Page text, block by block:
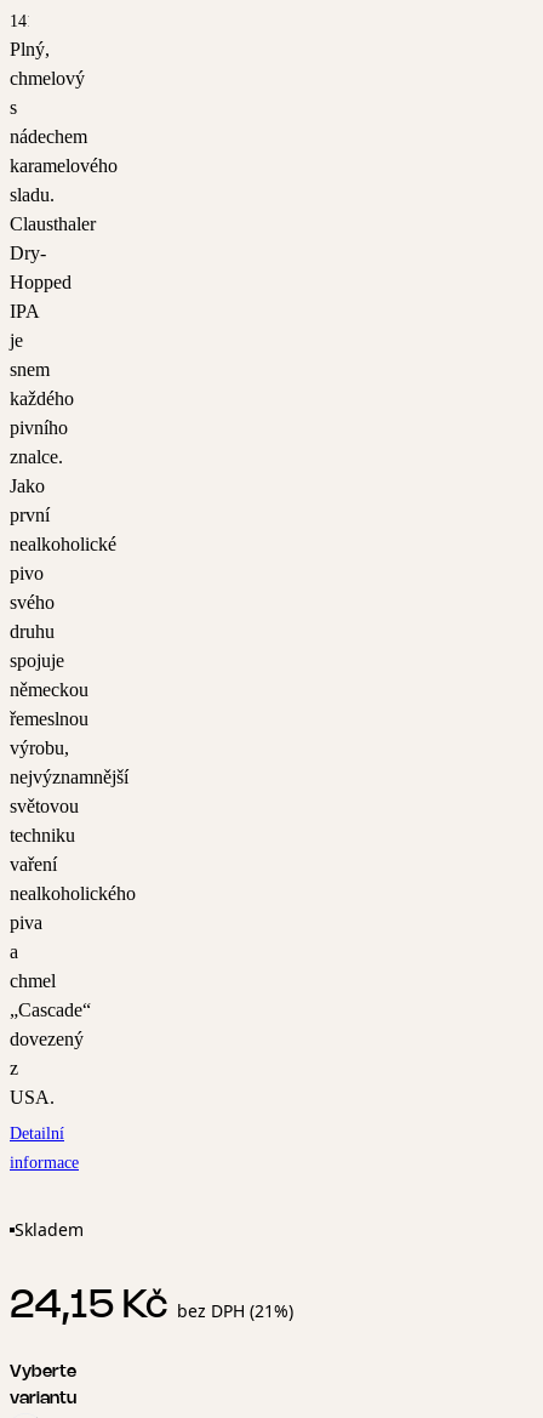
1413
Plný,
chmelový
s
nádechem
karamelového
sladu.
Clausthaler
Dry-
Hopped
IPA
je
snem
každého
pivního
znalce.
Jako
první
nealkoholické
pivo
svého
druhu
spojuje
německou
řemeslnou
výrobu,
nejvýznamnější
světovou
techniku
vaření
nealkoholického
piva
a
chmel
„Cascade“
dovezený
z
USA.
Detailní
informace
Skladem
24,15 Kč bez DPH (21%)
Vyberte
variantu